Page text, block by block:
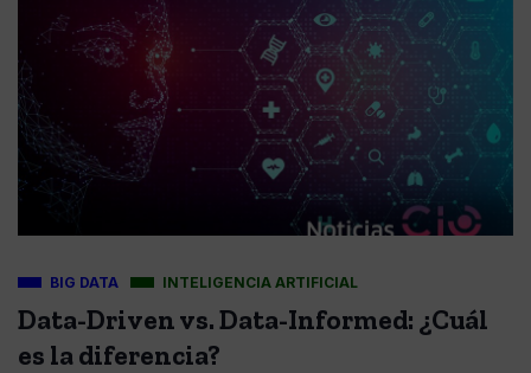
BIG DATA INTELIGENCIA ARTIFICIAL
Data-Driven vs. Data-Informed: ¿Cuál
es la diferencia?